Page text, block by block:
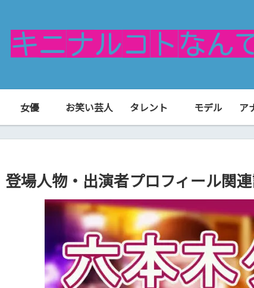
女優 お笑い芸人 タレント モデル ア
登場人物・出演者プロフィール関